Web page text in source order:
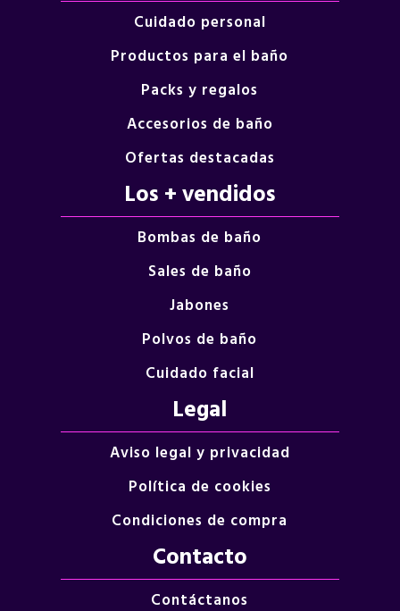
Cuidado personal
Productos para el baño
Packs y regalos
Accesorios de baño
Ofertas destacadas
Los + vendidos
Bombas de baño
Sales de baño
Jabones
Polvos de baño
Cuidado facial
Legal
Aviso legal y privacidad
Política de cookies
Condiciones de compra
Contacto
Contáctanos